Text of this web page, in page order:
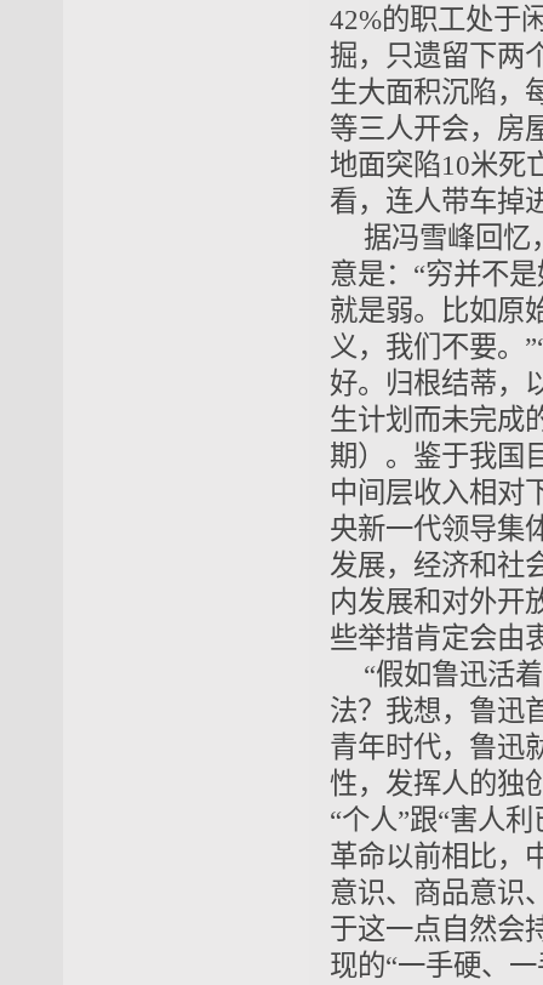
42%的职工处于
掘，只遗留下两
生大面积沉陷，
等三人开会，房
地面突陷10米死
看，连人带车掉
据冯雪峰回忆
意是：“穷并不
就是弱。比如原
义，我们不要。
好。归根结蒂，
生计划而未完成
期）。鉴于我国
中间层收入相对
央新一代领导集
发展，经济和社
内发展和对外开
些举措肯定会由
“假如鲁迅活
法？我想，鲁迅
青年时代，鲁迅
性，发挥人的独
“个人”跟“害人
革命以前相比，
意识、商品意识
于这一点自然会
现的“一手硬、